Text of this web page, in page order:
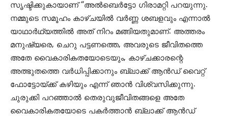
സൃഷ്ടിക്കുകായാണ് “അൽബെർട്ടോ ഗിരാമറ്റി പറയുന്നു.
നമ്മുടെ സമൂഹം കാഴ്ചയിൽ വർണ്ണ ശബളവും എന്നാൽ
യാഥാർഥ്യത്തിൽ അത് നിറം മങ്ങിയതുമാണ്. അത്തരം
മനുഷ്യരെ, ചെറു പട്ടണത്തെ, അവരുടെ ജീവിതത്തെ
അതേ വൈകാരികതയോടെയും, കാഴ്ചക്കാരന്റെ
അത്ഭുതത്തെ വർധിപ്പിക്കാനും ബ്ലാക്ക്‌ ആൻഡ് വൈറ്റ്
ഫോട്ടോയ്ക്ക് കഴിയും എന്ന് ഞാൻ വിശ്വസിക്കുന്നു.
ചുരുക്കി പറഞ്ഞാൽ തെരുവുജീവിതങ്ങളെ അതേ
വൈകാരികതയോടെ പകർത്താൻ ബ്ലാക്ക്‌ ആൻഡ്